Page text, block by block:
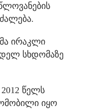
ირაკლი
სხდომაზე
წელს
იყო